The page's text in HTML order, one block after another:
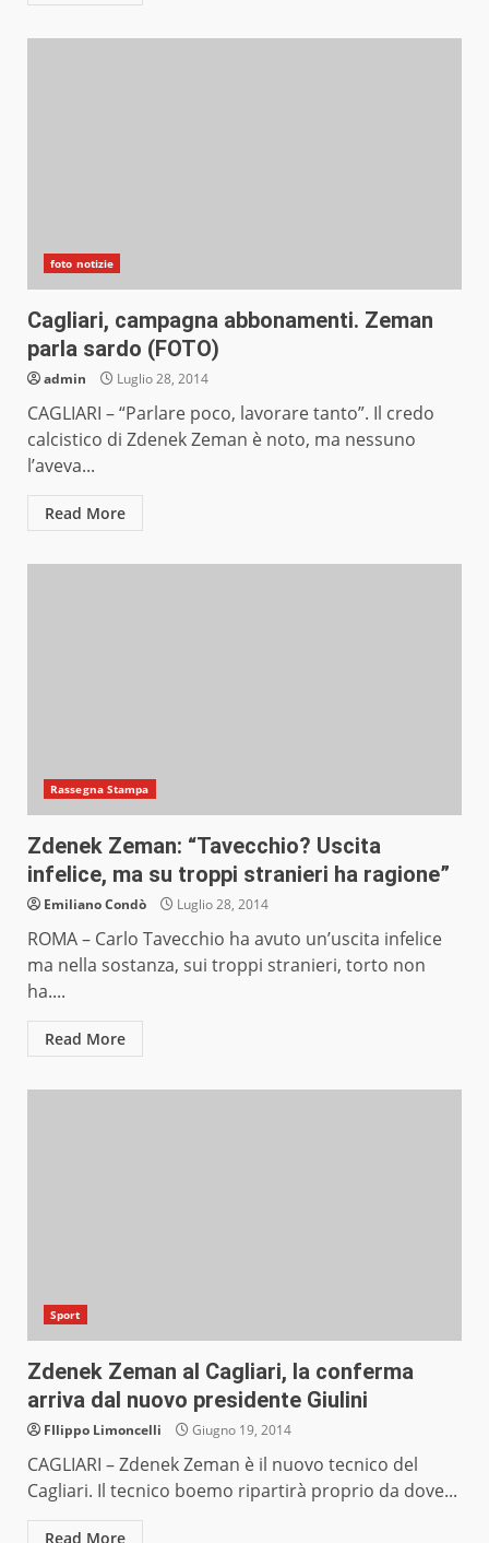
foto notizie
Cagliari, campagna abbonamenti. Zeman
parla sardo (FOTO)
admin Luglio 28, 2014
CAGLIARI – “Parlare poco, lavorare tanto”. Il credo
calcistico di Zdenek Zeman è noto, ma nessuno
l’aveva...
Read More
Rassegna Stampa
Zdenek Zeman: “Tavecchio? Uscita
infelice, ma su troppi stranieri ha ragione”
Emiliano Condò Luglio 28, 2014
ROMA – Carlo Tavecchio ha avuto un’uscita infelice
ma nella sostanza, sui troppi stranieri, torto non
ha....
Read More
Sport
Zdenek Zeman al Cagliari, la conferma
arriva dal nuovo presidente Giulini
FIlippo Limoncelli Giugno 19, 2014
CAGLIARI – Zdenek Zeman è il nuovo tecnico del
Cagliari. Il tecnico boemo ripartirà proprio da dove...
Read More